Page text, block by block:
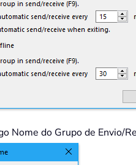
Nome do Grupo de